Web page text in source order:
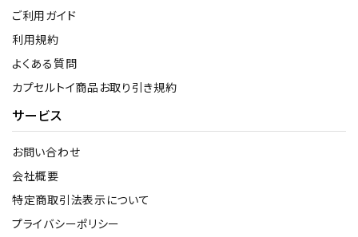
ご利用ガイド
利用規約
よくある質問
カプセルトイ商品お取り引き規約
サービス
お問い合わせ
会社概要
特定商取引法表示について
プライバシーポリシー